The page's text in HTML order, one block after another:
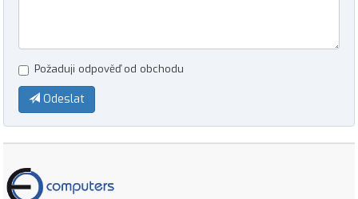
Požaduji odpověď od obchodu
Odeslat